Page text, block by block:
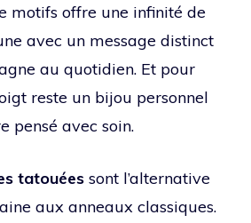
motifs offre une infinité de
avec un message distinct
au quotidien. Et pour
reste un bijou personnel
pensé avec soin.
tatouées sont l’alternative
aux anneaux classiques.